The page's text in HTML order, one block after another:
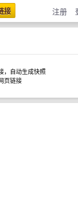
接 注册
，自动生成快照
页链接